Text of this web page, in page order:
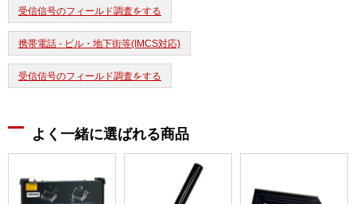
受信信号のフィールド調査をする
携帯電話 - ビル・地下街等(IMCS対応)
受信信号のフィールド調査をする
よく一緒に選ばれる商品